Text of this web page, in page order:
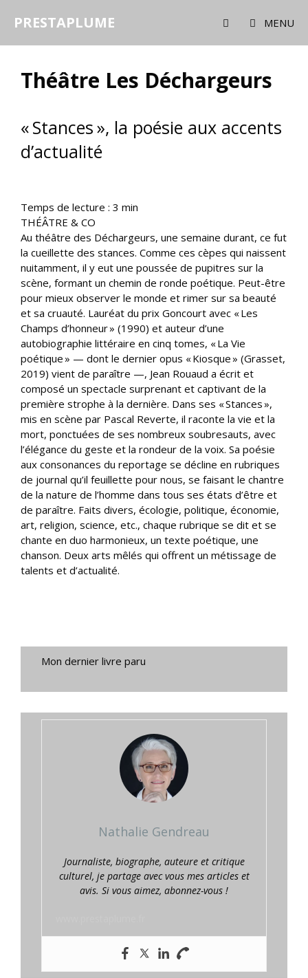
PRESTAPLUME MENU
Théâtre Les Déchargeurs
« Stances », la poésie aux accents
d’actualité
Temps de lecture : 3 min
THÉÂTRE & CO
Au théâtre des Déchargeurs, une semaine durant, ce fut
la cueillette des stances. Comme ces cèpes qui naissent
nuitamment, il y eut une poussée de pupitres sur la
scène, formant un chemin de ronde poétique. Peut-être
pour mieux observer le monde et rimer sur sa beauté
et sa cruauté. Lauréat du prix Goncourt avec « Les
Champs d’honneur » (1990) et auteur d’une
autobiographie littéraire en cinq tomes, « La Vie
poétique » — dont le dernier opus « Kiosque » (Grasset,
2019) vient de paraître —, Jean Rouaud a écrit et
composé un spectacle surprenant et captivant de la
première strophe à la dernière. Dans ses « Stances »,
mis en scène par Pascal Reverte, il raconte la vie et la
mort, ponctuées de ses nombreux soubresauts, avec
l’élégance du geste et la rondeur de la voix. Sa poésie
aux consonances du reportage se décline en rubriques
de journal qu’il feuillette pour nous, se faisant le chantre
de la nature de l’homme dans tous ses états d’être et
de paraître. Faits divers, écologie, politique, économie,
art, religion, science, etc., chaque rubrique se dit et se
chante en duo harmonieux, un texte poétique, une
chanson. Deux arts mêlés qui offrent un métissage de
talents et d’actualité.
Mon dernier livre paru
Nathalie Gendreau
Journaliste, biographe, auteure et critique
culturel, je partage avec vous mes articles et
avis. Si vous aimez, abonnez-vous !